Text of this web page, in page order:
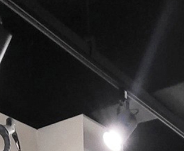
페이코 ID로 페이코 라이